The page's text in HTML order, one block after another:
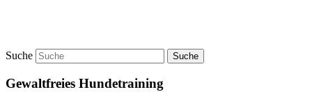
Suche
Gewaltfreies Hundetraining